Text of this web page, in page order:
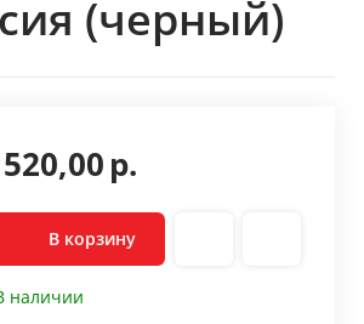
(черный)
р.
В корзину
наличии